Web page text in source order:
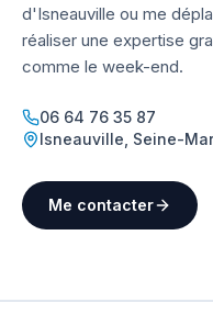
d'Isneauville ou me
réaliser une expertise
comme le week-end.
06 64 76 35 87
Isneauville Seine-
Me contacter